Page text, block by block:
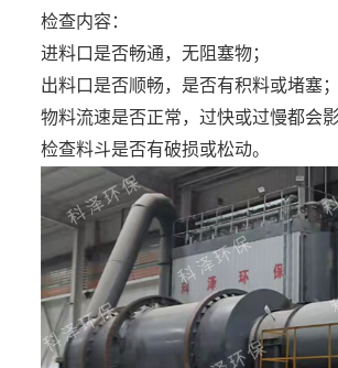
检查内容：
进料口是否畅通，无阻塞物；
出料口是否顺畅，是否有积料或堵塞；
物料流速是否正常，过快或过慢都会
检查料斗是否有破损或松动。